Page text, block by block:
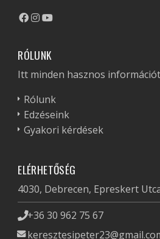
RÓLUNK
Itt minden hasznos
Rólunk
Edzéseink
Gyakori kérdések
ELÉRHETŐSÉG
4030, Debrecen, Epreskert
+36 30 962 75 67